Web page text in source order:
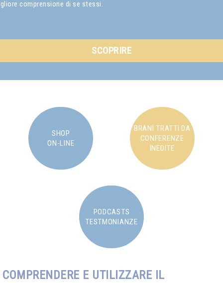
comprensione di se stessi.
SCOPRIRE
SHOP
ON-LINE
BRANI TRATTI DA
CONFERENZE
INEDITE
PODCASTS
TESTMONIANZE
COMPRENDERE E UTILIZZARE IL